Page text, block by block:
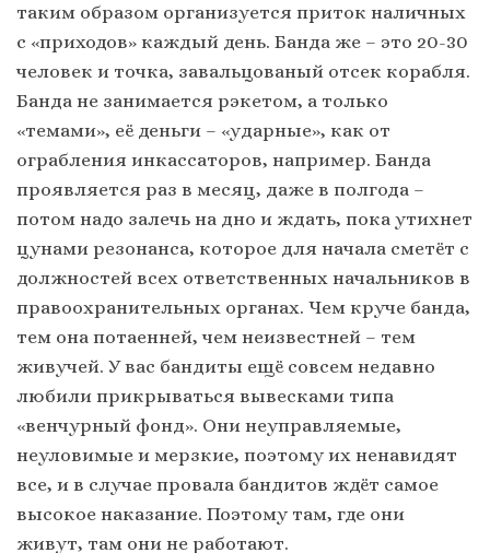
таким образом организуется приток наличных
с «приходов» каждый день. Банда же – это 20-30
человек и точка, завальцованый отсек корабля.
Банда не занимается рэкетом, а только
«темами», её деньги – «ударные», как от
ограбления инкассаторов, например. Банда
проявляется раз в месяц, даже в полгода –
потом надо залечь на дно и ждать, пока утихнет
цунами резонанса, которое для начала сметёт с
должностей всех ответственных начальников в
правоохранительных органах. Чем круче банда,
тем она потаенней, чем неизвестней – тем
живучей. У вас бандиты ещё совсем недавно
любили прикрываться вывесками типа
«венчурный фонд». Они неуправляемые,
неуловимые и мерзкие, поэтому их ненавидят
все, и в случае провала бандитов ждёт самое
высокое наказание. Поэтому там, где они
живут, там они не работают.